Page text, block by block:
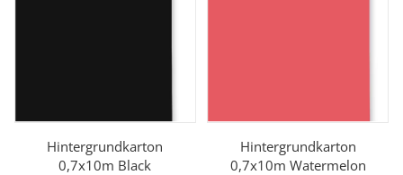
Hintergrundkarton
0,7x10m Black
Hintergrundkarton
0,7x10m Watermelon